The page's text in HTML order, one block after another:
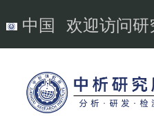
中国 欢迎访问研